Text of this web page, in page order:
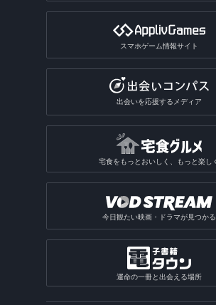
スマホゲーム情報サイト
出会いを応援するメディア
宅食をもっとおいしく、もっと楽し
今日観たい映画・ドラマが見つかる
運命の一冊と出会える場所